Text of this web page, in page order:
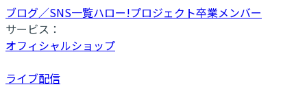
ブログ／SNS一覧ハロー!プロジェクト卒業メンバー
サービス：
オフィシャルショップ
ライブ配信